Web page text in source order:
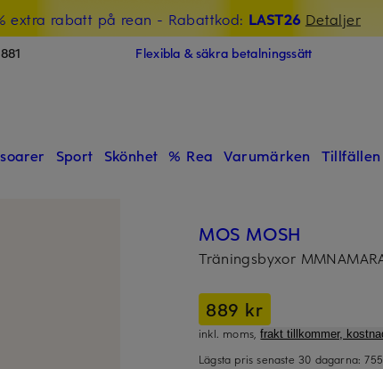
extra rabatt på rean - Rabattkod: LAST26 Detaljer
Flexibla & säkra betalningssätt
Sport Skönhet % Rea Varumärken Tillfällen
MOS MOSH
Träningsbyxor
889 kr
inkl. moms,frakt tillkommer,
Lägsta pris senaste 30 dagarna: